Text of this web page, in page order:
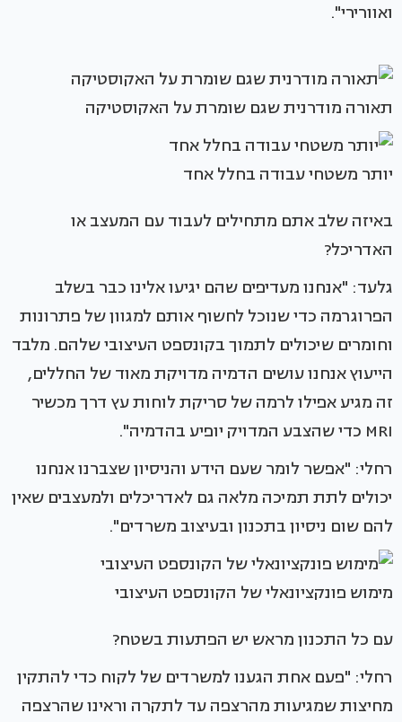
ואוורירי".
תאורה מודרנית שגם שומרת על האקוסטיקה
יותר משטחי עבודה בחלל אחד
באיזה שלב אתם מתחילים לעבוד עם המעצב או
האדריכל?
גלעד: "אנחנו מעדיפים שהם יגיעו אלינו כבר בשלב
הפרוגרמה כדי שנוכל לחשוף אותם למגוון של פתרונות
וחומרים שיכולים לתמוך בקונספט העיצובי שלהם. מלבד
הייעוץ אנחנו עושים הדמיה מדויקת מאוד של החללים,
זה מגיע אפילו לרמה של סריקת לוחות עץ דרך מכשיר
MRI כדי שהצבע המדויק יופיע בהדמיה".
רחלי: "אפשר לומר שעם הידע והניסיון שצברנו אנחנו
יכולים לתת תמיכה מלאה גם לאדריכלים ולמעצבים שאין
להם שום ניסיון בתכנון ובעיצוב משרדים".
מימוש פונקציונאלי של הקונספט העיצובי
עם כל התכנון מראש יש הפתעות בשטח?
רחלי: "פעם אחת הגענו למשרדים של לקוח כדי להתקין
מחיצות שמגיעות מהרצפה עד לתקרה וראינו שהרצפה